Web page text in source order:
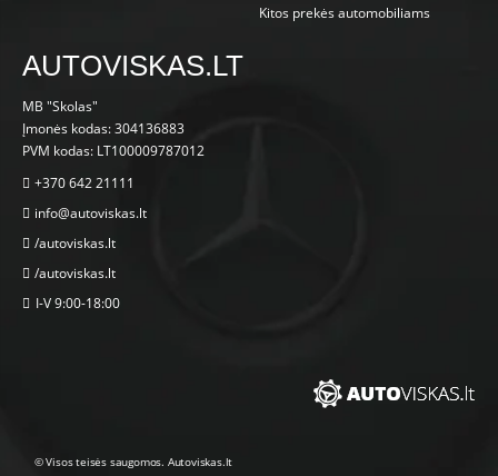
Kitos prekės automobiliams
AUTOVISKAS.LT
MB "Skolas"
Įmonės kodas: 304136883
PVM kodas: LT100009787012
+370 642 21111
info@autoviskas.lt
/autoviskas.lt
/autoviskas.lt
I-V 9:00-18:00
© Visos teisės saugomos. Autoviskas.lt